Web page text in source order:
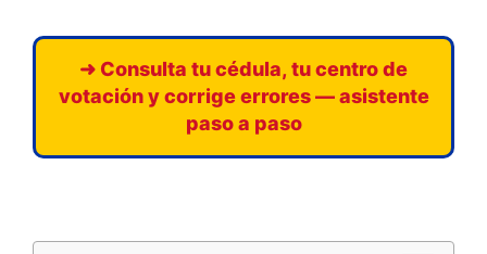
➜ Consulta tu cédula, tu centro de
votación y corrige errores — asistente
paso a paso